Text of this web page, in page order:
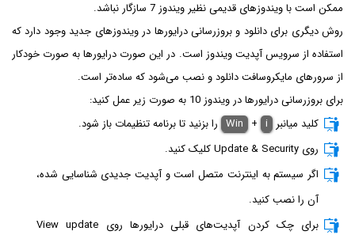
ممکن است با ویندوزهای قدیمی نظیر ویندوز 7 سازگار نباشد.
روش دیگری برای دانلود و بروزرسانی درایورها در ویندوزهای جدید وجود دارد که
استفاده از سرویس آپدیت ویندوز است. در این صورت درایورها به صورت خودکار
از سرورهای مایکروسافت دانلود و نصب می‌شود که ساده‌تر است.
برای بروزرسانی درایورها در ویندوز 10 به صورت زیر عمل کنید:
کلید میانبر
Win + i
را بزنید تا برنامه تنظیمات باز شود.
روی Update & Security کلیک کنید.
اگر سیستم به اینترنت متصل است و آپدیت جدیدی شناسایی شده،
آن را نصب کنید.
برای چک کردن آپدیت‌های قبلی درایورها روی View update